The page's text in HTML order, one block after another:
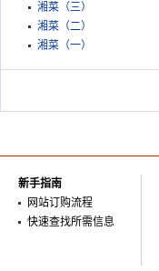
湘菜（三）
湘菜（二）
湘菜（一）
新手指南
网站订购流程
快速查找所需信息